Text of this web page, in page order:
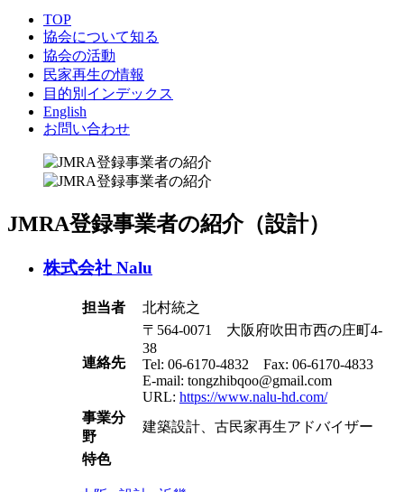
TOP
協会について知る
協会の活動
民家再生の情報
目的別インデックス
English
お問い合わせ
JMRA登録事業者の紹介（設計）
株式会社 Nalu
担当者 北村統之
連絡先
〒564-0071 大阪府吹田市西の庄町4-
38
Tel: 06-6170-4832 Fax: 06-6170-4833
E-mail: tongzhibqoo@gmail.com
URL: https://www.nalu-hd.com/
事業分
野
建築設計、古民家再生アドバイザー
特色